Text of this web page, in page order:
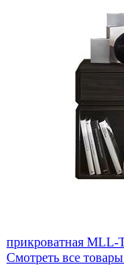
прикроватная MLL-
Смотреть все товары